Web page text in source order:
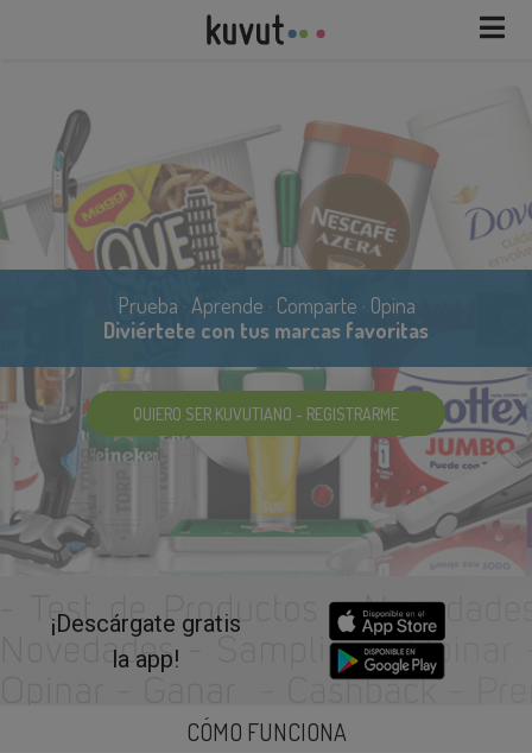
Descubre el marketing participativo
Ya somos más de 500.000
QUIERO SER KUVUTIANO - REGISTRARME
¡Descárgate gratis
la app!
CÓMO FUNCIONA